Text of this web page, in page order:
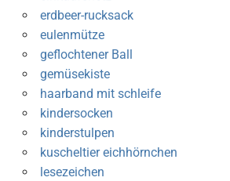
erdbeer-rucksack
eulenmütze
geflochtener Ball
gemüsekiste
haarband mit schleife
kindersocken
kinderstulpen
kuscheltier eichhörnchen
lesezeichen